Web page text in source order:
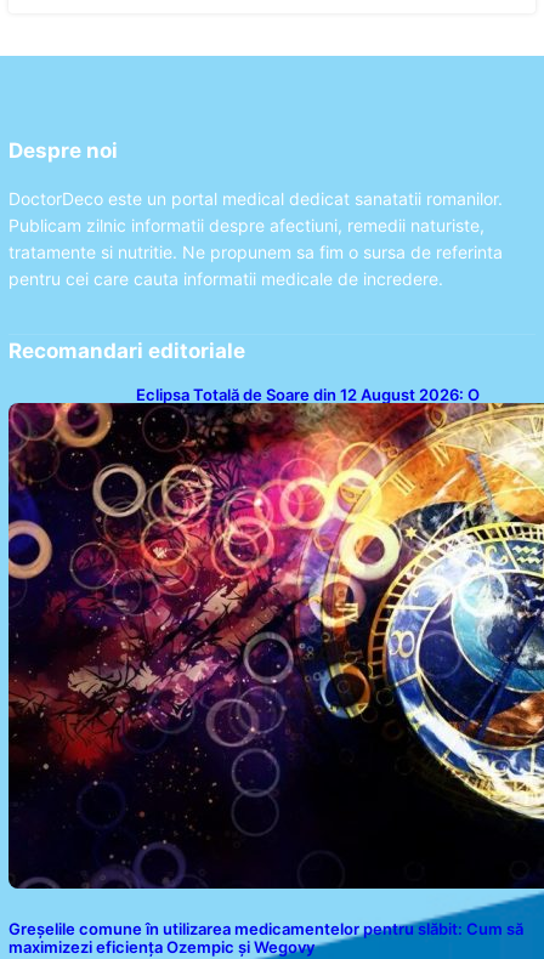
Despre noi
DoctorDeco este un portal medical dedicat sanatatii romanilor.
Publicam zilnic informatii despre afectiuni, remedii naturiste,
tratamente si nutritie. Ne propunem sa fim o sursa de referinta
pentru cei care cauta informatii medicale de incredere.
Recomandari editoriale
Eclipsa Totală de Soare din 12 August 2026: O
Analiză a Impactului asupra Trei Zodii și a Ciclului de
18 Ani
Greșelile comune în utilizarea medicamentelor pentru slăbit: Cum să
maximizezi eficiența Ozempic și Wegovy